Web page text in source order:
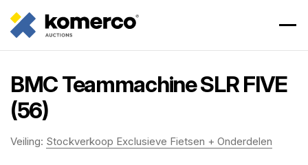
BMC Teammachine SLR FIVE
(56)
Veiling: Stockverkoop Exclusieve Fietsen + Onderdelen